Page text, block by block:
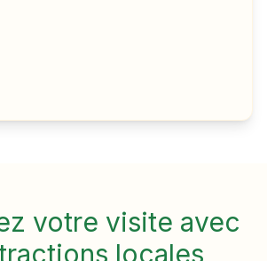
votre visite avec
locales